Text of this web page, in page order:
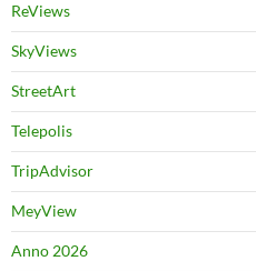
ReViews
SkyViews
StreetArt
Telepolis
TripAdvisor
MeyView
Anno 2026